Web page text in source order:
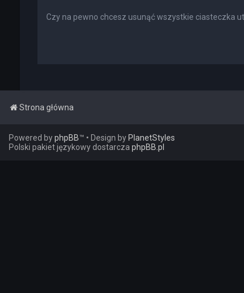
Czy na pewno chcesz usunąć wszystkie ciasteczka
Strona główna
Powered byphpBB™ • Design by PlanetStyles
Polski pakiet językowy dostarcza phpBB.pl